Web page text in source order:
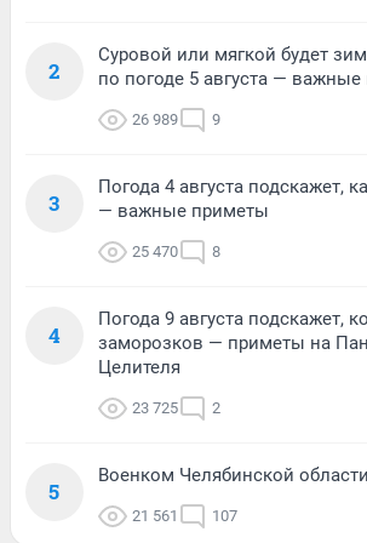
2
Суровой или мягкой будет
по погоде 5 августа —
26 989 9
3
Погода 4 августа подскажет,
— важные приметы
25 470 8
4
Погода 9 августа подскажет,
заморозков — приметы на
Целителя
23 725 2
5
Военком Челябинской
21 561 107